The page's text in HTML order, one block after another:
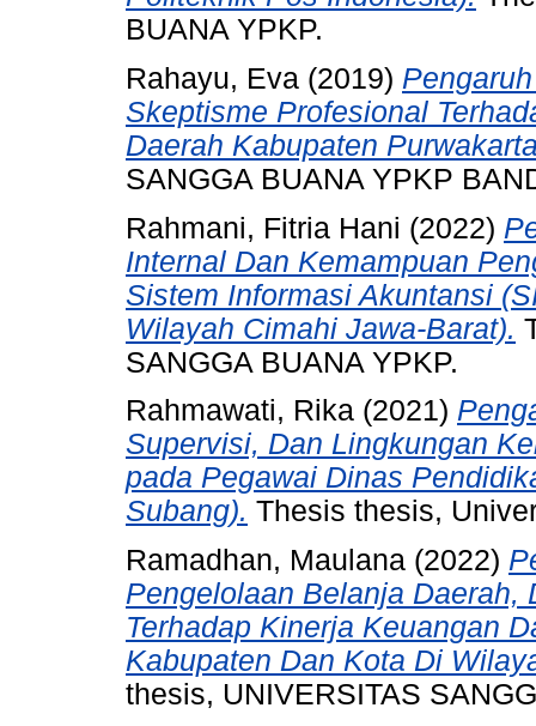
BUANA YPKP.
Rahayu, Eva (2019)
Skeptisme Profesional
Daerah Kabupaten
SANGGA BUANA YPKP
Rahmani, Fitria Hani (2022)
Internal Dan Kemampuan
Sistem Informasi Akuntansi
Wilayah Cimahi Jawa-Barat).
SANGGA BUANA YPKP.
Rahmawati, Rika (2021)
Supervisi, Dan Lingkungan
pada Pegawai Dinas
Subang). Thesis thesis,
Ramadhan, Maulana (2022)
Pengelolaan Belanja Daerah,
Terhadap Kinerja Keuangan
Kabupaten Dan Kota Di
thesis, UNIVERSITAS